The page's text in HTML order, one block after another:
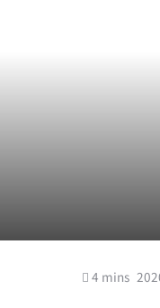
4 mins